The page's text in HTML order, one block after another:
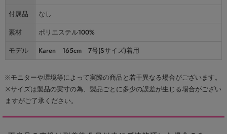
付属品
なし
素材
ポリエステル100%
モデル
Karen 165cm 7号(Sサイズ)着用
※モニターや環境等によって実際の商品と若干異なる場合がございます。
※サイズは製品の実寸の為、製品ごとに多少の誤差が生じる場合がござい
ますがご了承ください。